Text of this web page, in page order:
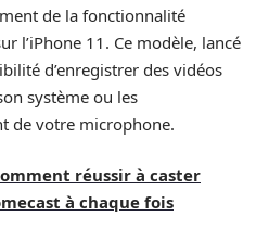
de la fonctionnalité
l’iPhone 11. Ce modèle, lancé
d’enregistrer des vidéos
système ou les
de votre microphone.
réussir à caster
à chaque fois